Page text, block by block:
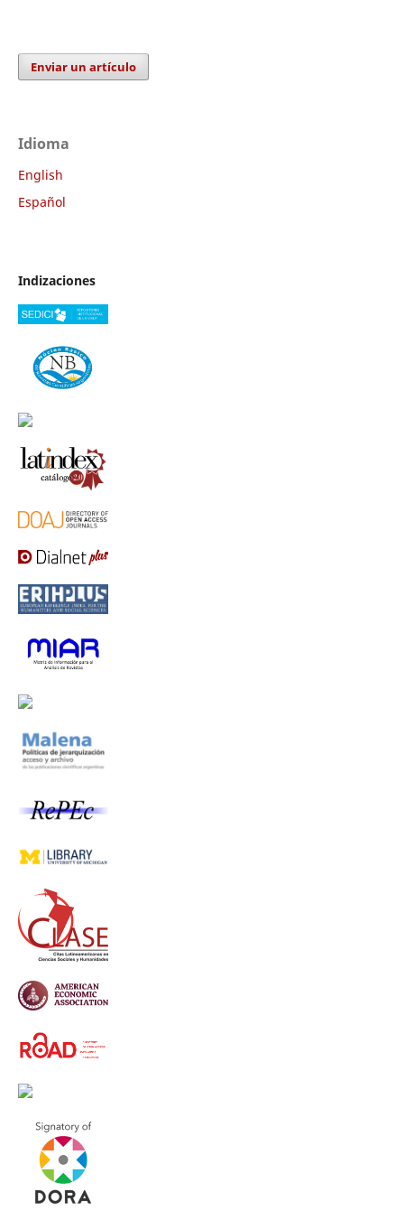
Enviar un artículo
Idioma
English
Español
Indizaciones